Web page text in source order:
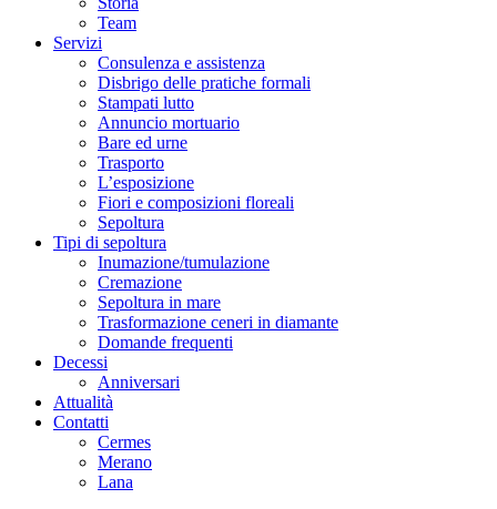
Team
Servizi
Consulenza e assistenza
Disbrigo delle pratiche formali
Stampati lutto
Annuncio mortuario
Bare ed urne
Trasporto
L’esposizione
Fiori e composizioni floreali
Sepoltura
Tipi di sepoltura
Inumazione/tumulazione
Cremazione
Sepoltura in mare
Trasformazione ceneri in diamante
Domande frequenti
Decessi
Anniversari
Attualità
Contatti
Cermes
Merano
Lana